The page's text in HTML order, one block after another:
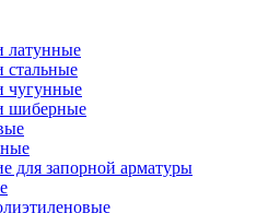
латунные
стальные
чугунные
шиберные
для запорной арматуры